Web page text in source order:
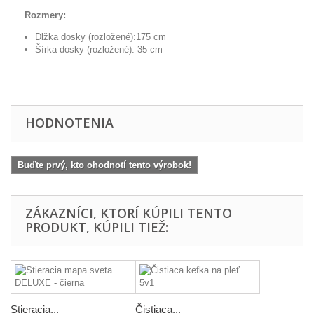
Rozmery:
Dlžka dosky (rozložené):175 cm
Šírka dosky (rozložené): 35 cm
HODNOTENIA
Buďte prvý, kto ohodnotí tento výrobok!
ZÁKAZNÍCI, KTORÍ KÚPILI TENTO
PRODUKT, KÚPILI TIEŽ:
Stieracia... Čistiaca...